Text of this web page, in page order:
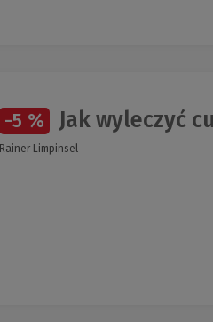
-5 % Jak wyleczyć
Rainer Limpinsel